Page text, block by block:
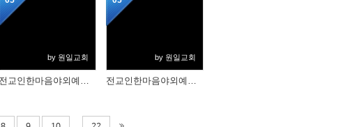
by 원일교회 by 원일교회